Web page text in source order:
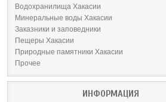
Водохранилища Хакасии
Минеральные воды Хакасии
Заказники и заповедники
Пещеры Хакасии
Природные памятники Хакасии
Прочее
ИНФОРМАЦИЯ